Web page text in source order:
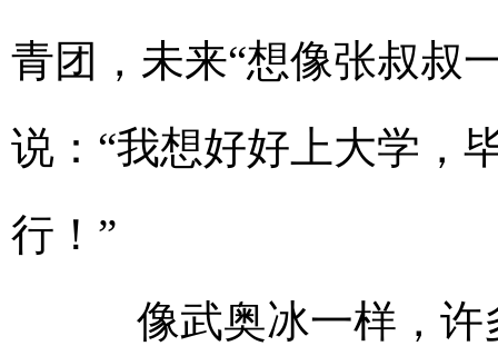
青团，未来“想像张叔叔
说：“我想好好上大学，
行！”
像武奥冰一样，许